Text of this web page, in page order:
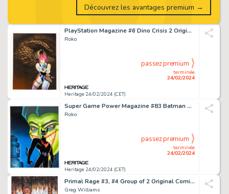
PlayStation Magazine #6 Dino Crisis 2 Original Magazine Cover Art (Nova Cultural, 1999).
Roko
Heritage 24/02/2024 (CET)
terminée
24/02/2024
passez premium
Super Game Power Magazine #83 Batman Beyond: Return of the Joker Original Magazine Cover Art (Nova Cultural, 2000).
Roko
Heritage 24/02/2024 (CET)
terminée
24/02/2024
passez premium
Primal Rage #3, #4 Group of 2 Original Comic Book Cover Art (Sirius, 1996).
Greg Williams
Découvrez les avantages premium →